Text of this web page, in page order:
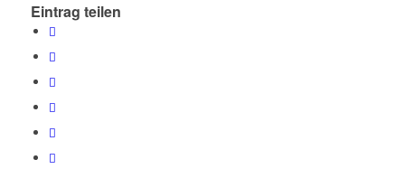
Eintrag teilen